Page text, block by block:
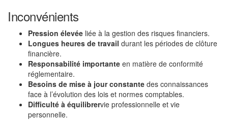
Inconvénients
Pression élevée liée à la gestion des risques financiers.
Longues heures de travail durant les périodes de clôture
financière.
Responsabilité importante en matière de conformité
réglementaire.
Besoins de mise à jour constante des connaissances
face à l’évolution des lois et normes comptables.
Difficulté à équilibrervie professionnelle et vie
personnelle.